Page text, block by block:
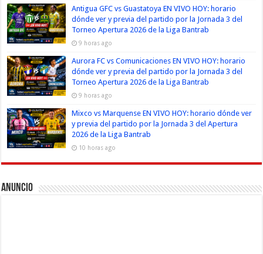
Antigua GFC vs Guastatoya EN VIVO HOY: horario
dónde ver y previa del partido por la Jornada 3 del
Torneo Apertura 2026 de la Liga Bantrab
9 horas ago
Aurora FC vs Comunicaciones EN VIVO HOY: horario
dónde ver y previa del partido por la Jornada 3 del
Torneo Apertura 2026 de la Liga Bantrab
9 horas ago
Mixco vs Marquense EN VIVO HOY: horario dónde ver
y previa del partido por la Jornada 3 del Apertura
2026 de la Liga Bantrab
10 horas ago
Anuncio